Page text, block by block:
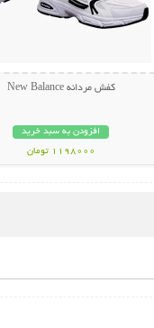
کفش مردانه New Balance
افزودن به سبد خرید
1198000 تومان